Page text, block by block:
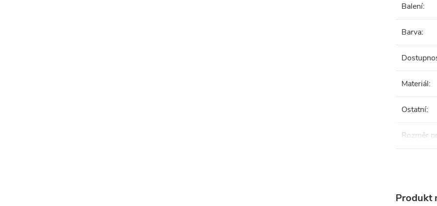
Balení:
Barva:
Materiál:
Ostatní:
Rozměr
Produkt